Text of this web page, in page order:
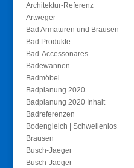
Architektur-Referenz
Artweger
Bad Armaturen und Brausen
Bad Produkte
Bad-Accessonares
Badewannen
Badmöbel
Badplanung 2020
Badplanung 2020 Inhalt
Badreferenzen
Bodengleich | Schwellenlos
Brausen
Busch-Jaeger
Busch-Jaeger